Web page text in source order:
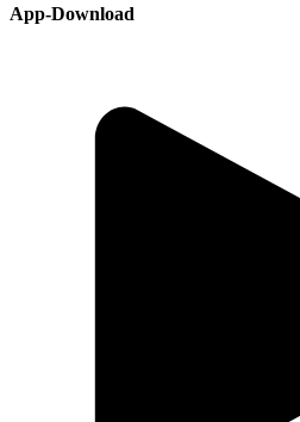
App-Download